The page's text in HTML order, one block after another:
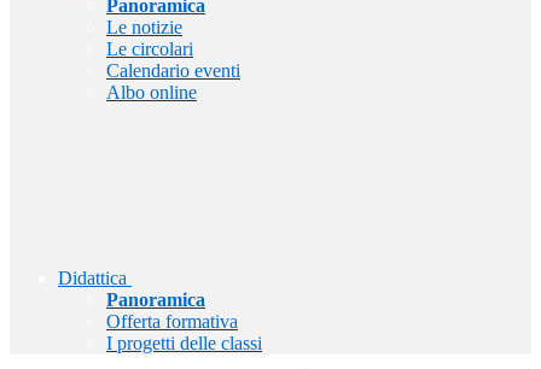
Panoramica
Le notizie
Le circolari
Calendario eventi
Albo online
Didattica
Panoramica
Offerta formativa
I progetti delle classi